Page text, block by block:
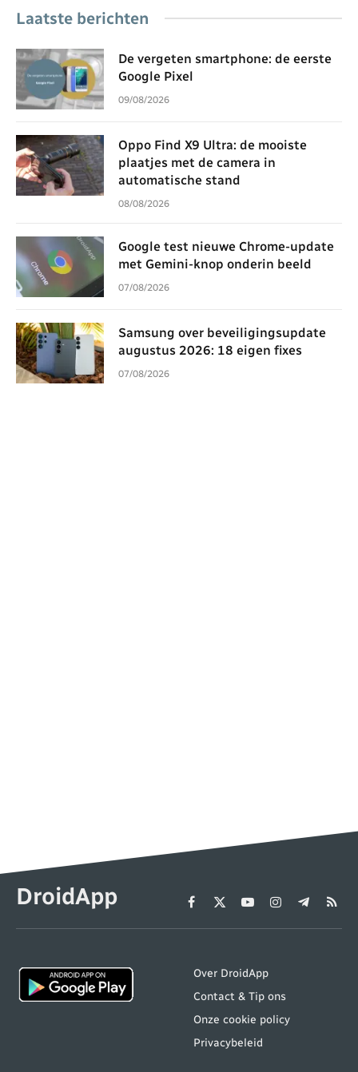
Laatste berichten
De vergeten smartphone: de eerste
Google Pixel
09/08/2026
Oppo Find X9 Ultra: de mooiste
plaatjes met de camera in
automatische stand
08/08/2026
Google test nieuwe Chrome-update
met Gemini-knop onderin beeld
07/08/2026
Samsung over beveiligingsupdate
augustus 2026: 18 eigen fixes
07/08/2026
DroidApp Facebook
X
(Twitter)
YouTubeInstagram
Telegram
RSS
Over DroidApp
Contact & Tip ons
Onze cookie policy
Privacybeleid